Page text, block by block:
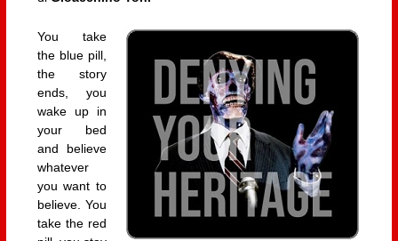
You take
the blue pill,
the story
ends, you
wake up in
your bed
and believe
whatever
you want to
believe. You
take the red